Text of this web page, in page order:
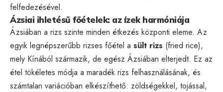
felfedezésével.
Ázsiai ihletésű főételek: az ízek harmóniája
Ázsiában a rizs szinte minden étkezés központi eleme. Az
egyik legnépszerűbb rizses főétel a sült rizs (fried rice),
mely Kínából származik, de egész Ázsiában elterjedt. Ez az
étel tökéletes módja a maradék rizs felhasználásának, és
számtalan variációban elkészíthető: zöldségekkel, tojással,